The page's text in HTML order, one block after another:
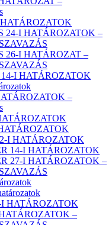
24-I HATÁROZATOK –
26-I HATÁROZAT –
I HATÁROZATOK
–
I HATÁROZATOK
14-I HATÁROZATOK
27-I HATÁROZATOK –
I HATÁROZATOK
–